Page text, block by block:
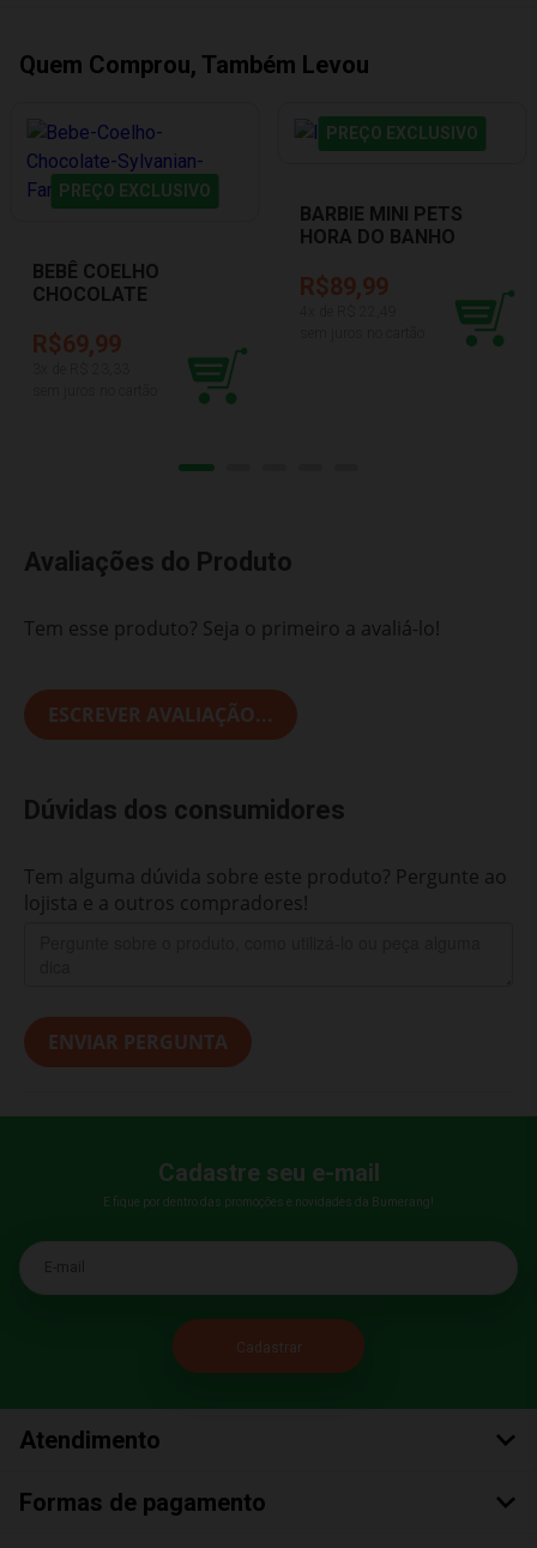
Quem Comprou, Também Levou
PREÇO EXCLUSIVO
BEBÊ COELHO
CHOCOLATE
5405
R$69,99
PREÇO EXCLUSIVO
BARBIE MINI PETS
HORA DO BANHO
R$89,99
Avaliações do Produto
Tem esse produto? Seja o primeiro a avaliá-lo!
ESCREVER AVALIAÇÃO...
Dúvidas dos consumidores
Tem alguma dúvida sobre este produto? Pergunte ao
lojista e a outros compradores!
ENVIAR PERGUNTA
Cadastre seu e-mail
E fique por dentro das promoções e novidades da Bumerang!
E-mail
Atendimento
Formas de pagamento